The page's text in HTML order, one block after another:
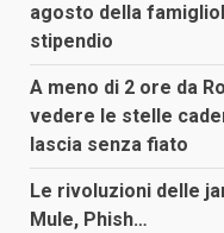
agosto della
stipendio
A meno di 2 ore da
vedere le stelle
lascia senza fiato
Le rivoluzioni delle
Mule, Phish…